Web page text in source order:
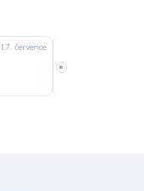
17. července
slušná rychlost
»